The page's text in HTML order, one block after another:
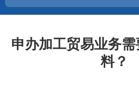
申办加工贸易业务
料？